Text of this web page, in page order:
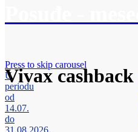
Vivax cashback
Press to skip carousel
U
periodu
od
14.07.
do
31.08.2026.